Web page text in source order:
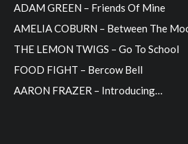
ADAM GREEN – Friends Of Mine
AMELIA COBURN – Between The
THE LEMON TWIGS – Go To School
FOOD FIGHT – Bercow Bell
AARON FRAZER – Introducing…